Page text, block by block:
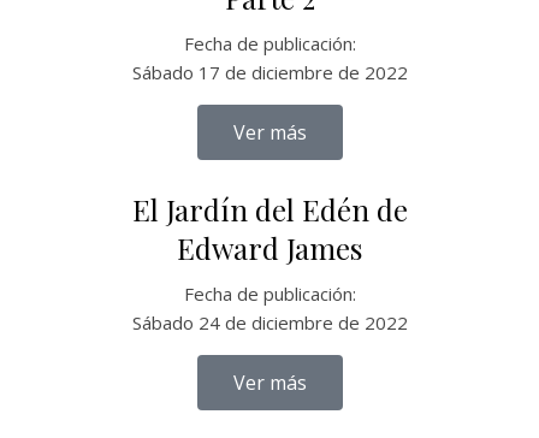
Fecha de publicación:
Sábado 17 de diciembre de 2022
Ver más
El Jardín del Edén de
Edward James
Fecha de publicación:
Sábado 24 de diciembre de 2022
Ver más